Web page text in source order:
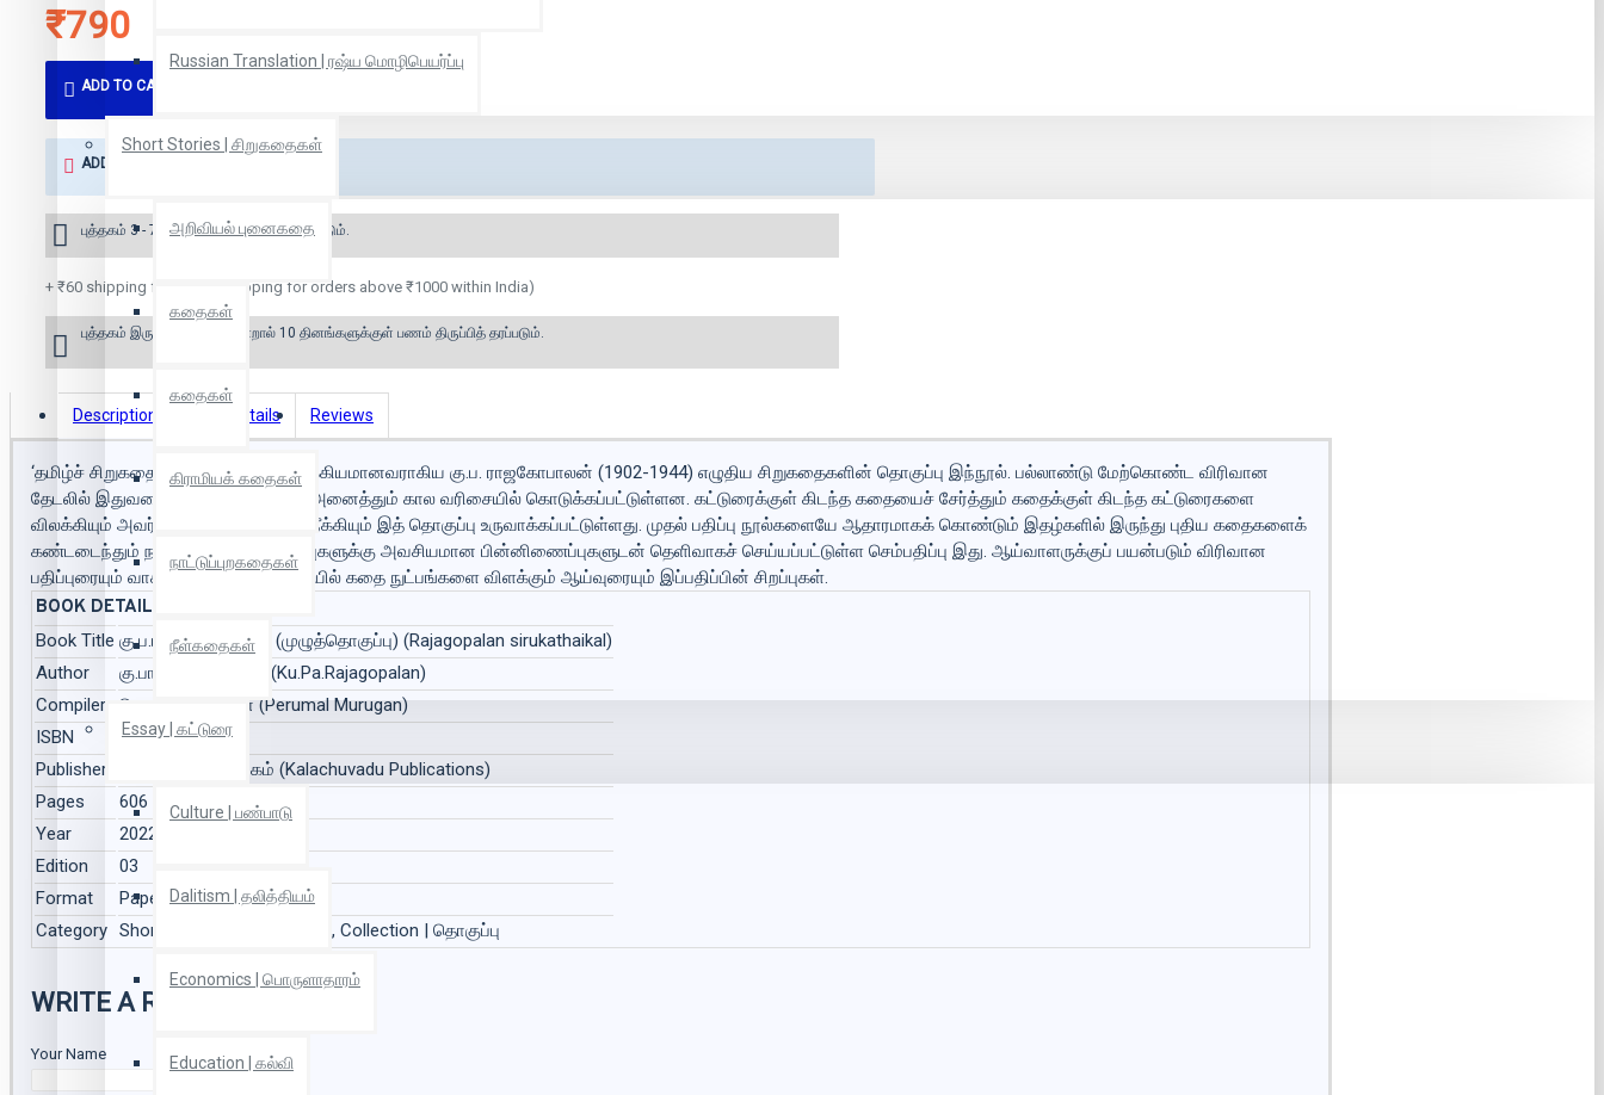
Russian Translation | ரஷ்ய மொழிபெயர்ப்பு
Short Stories | சிறுகதைகள்
அறிவியல் புனைகதை
கதைகள்
கதைகள்
கிராமியக் கதைகள்
நாட்டுப்புறகதைகள்
நீள்கதைகள்
Essay | கட்டுரை
Culture | பண்பாடு
Dalitism | தலித்தியம்
Economics | பொருளாதாரம்
Education | கல்வி
₹790
ADD TO CART
ADD TO WISH LIST
புத்தகம் 3 - 7 நாட்களில் அனுப்பி வைக்கப்படும்.
+ ₹60 shipping fee* (Free shipping for orders above ₹1000 within India)
புத்தகம் இருப்பில் இல்லை என்றால் 10 தினங்களுக்குள் பணம் திருப்பித் தரப்படும்.
Description Book Details Reviews
‘தமிழ்ச் சிறுகதை முன்னோடிகளுள் முக்கியமானவராகிய கு.ப. ராஜகோபாலன் (1902-1944) எழுதிய சிறுகதைகளின் தொகுப்பு இந்நூல். பல்லாண்டு மேற்கொண்ட விரிவான
தேடலில் இதுவரை கிடைத்த கதைகள் அனைத்தும் கால வரிசையில் கொடுக்கப்பட்டுள்ளன. கட்டுரைக்குள் கிடந்த கதையைச் சேர்த்தும் கதைக்குள் கிடந்த கட்டுரைகளை
விலக்கியும் அவர் எழுதாத கதைகளை நீக்கியும் இத் தொகுப்பு உருவாக்கப்பட்டுள்ளது. முதல் பதிப்பு நூல்களையே ஆதாரமாகக் கொண்டும் இதழ்களில் இருந்து புதிய கதைகளைக்
கண்டடைந்தும் நவீன இலக்கியப் பதிப்புகளுக்கு அவசியமான பின்னிணைப்புகளுடன் தெளிவாகச் செய்யப்பட்டுள்ள செம்பதிப்பு இது. ஆய்வாளருக்குப் பயன்படும் விரிவான
பதிப்புரையும் வாசகருக்கு உதவும் வகையில் கதை நுட்பங்களை விளக்கும் ஆய்வுரையும் இப்பதிப்பின் சிறப்புகள்.
BOOK DETAILS
Book Title கு.ப.ரா. சிறுகதைகள் (முழுத்தொகுப்பு) (Rajagopalan sirukathaikal)
Author
கு.பா.ராஜகோபாலன் (Ku.Pa.Rajagopalan)
Compiler
பெருமாள் முருகன் (Perumal Murugan)
ISBN
9789382033127
Publisher
காலச்சுவடு பதிப்பகம் (Kalachuvadu Publications)
Pages
606
Year
2022
Edition
03
Format
Paper Back
Category Short Stories | சிறுகதைகள், Collection | தொகுப்பு
WRITE A REVIEW
Your Name